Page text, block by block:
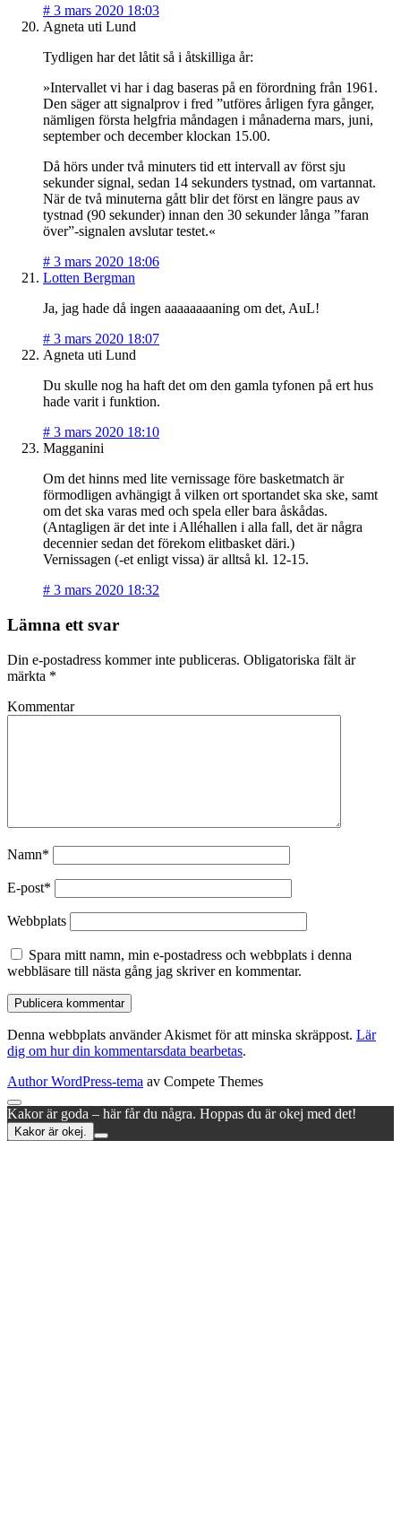
# 3 mars 2020 18:03
Agneta uti Lund
Tydligen har det låtit så i åtskilliga år:
»Intervallet vi har i dag baseras på en förordning från 1961.
Den säger att signalprov i fred ”utföres årligen fyra gånger,
nämligen första helgfria måndagen i månaderna mars, juni,
september och december klockan 15.00.
Då hörs under två minuters tid ett intervall av först sju
sekunder signal, sedan 14 sekunders tystnad, om vartannat.
När de två minuterna gått blir det först en längre paus av
tystnad (90 sekunder) innan den 30 sekunder långa ”faran
över”-signalen avslutar testet.«
# 3 mars 2020 18:06
Lotten Bergman
Ja, jag hade då ingen aaaaaaaaning om det, AuL!
# 3 mars 2020 18:07
Agneta uti Lund
Du skulle nog ha haft det om den gamla tyfonen på ert hus
hade varit i funktion.
# 3 mars 2020 18:10
Magganini
Om det hinns med lite vernissage före basketmatch är
förmodligen avhängigt å vilken ort sportandet ska ske, samt
om det ska varas med och spela eller bara åskådas.
(Antagligen är det inte i Alléhallen i alla fall, det är några
decennier sedan det förekom elitbasket däri.)
Vernissagen (-et enligt vissa) är alltså kl. 12-15.
# 3 mars 2020 18:32
Lämna ett svar
Din e-postadress kommer inte publiceras. Obligatoriska fält är
märkta *
Kommentar
Namn*
E-post*
Webbplats
Spara mitt namn, min e-postadress och webbplats i denna
webbläsare till nästa gång jag skriver en kommentar.
Denna webbplats använder Akismet för att minska skräppost. Lär
dig om hur din kommentarsdata bearbetas.
Author WordPress-tema av Compete Themes
Rulla
till
toppen
Kakor är goda – här får du några. Hoppas du är okej med det!
Kakor är okej.